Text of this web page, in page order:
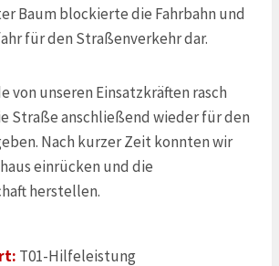
Baum blockierte die Fahrbahn und
für den Straßenverkehr dar.
von unseren Einsatzkräften rasch
Straße anschließend wieder für den
Nach kurzer Zeit konnten wir
einrücken und die
herstellen.
T01-Hilfeleistung